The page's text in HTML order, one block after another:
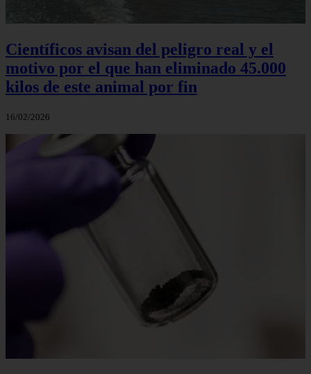
Científicos avisan del peligro real y el
motivo por el que han eliminado 45.000
kilos de este animal por fin
16/02/2026